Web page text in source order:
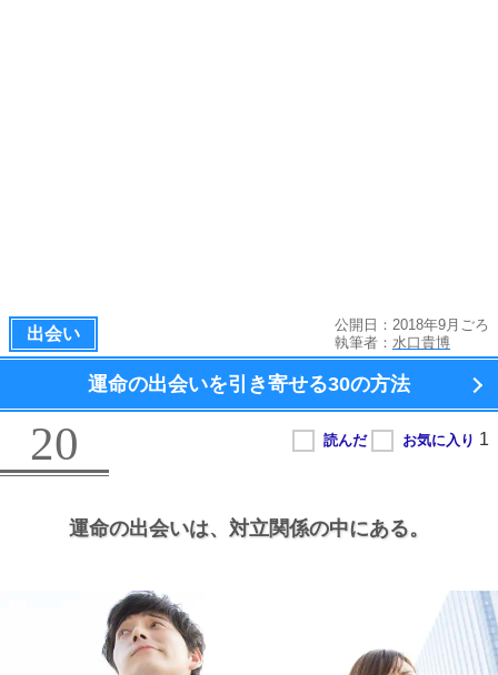
出会い
公開日：2018年9月ごろ
執筆者： 水口貴博
運命の出会いを引き寄せる30の方法
20
運命の出会いは、 対立関係の中にある。